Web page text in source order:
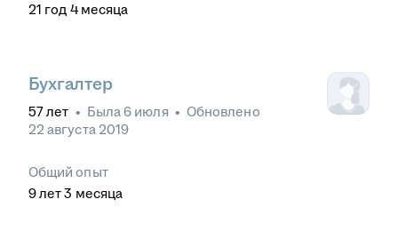
21 год 4 месяца
Бухгалтер
57лет • Была6 июля • Обновлено
22 августа 2019
Общий опыт
9лет 3 месяца